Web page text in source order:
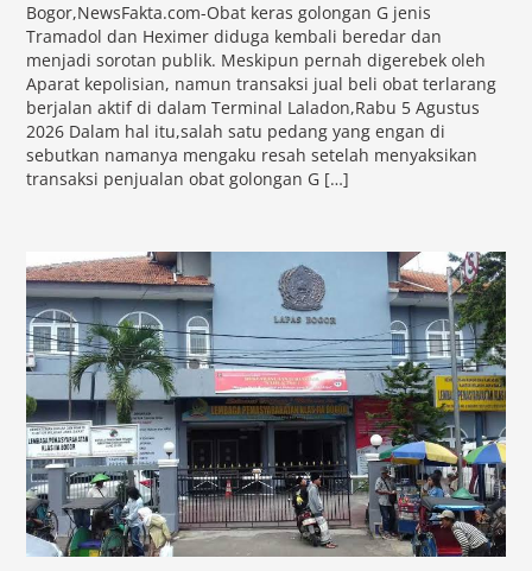
Bogor,NewsFakta.com-Obat keras golongan G jenis
Tramadol dan Heximer diduga kembali beredar dan
menjadi sorotan publik. Meskipun pernah digerebek oleh
Aparat kepolisian, namun transaksi jual beli obat terlarang
berjalan aktif di dalam Terminal Laladon,Rabu 5 Agustus
2026 Dalam hal itu,salah satu pedang yang engan di
sebutkan namanya mengaku resah setelah menyaksikan
transaksi penjualan obat golongan G […]